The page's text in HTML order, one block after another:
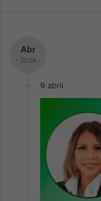
Abr
- 2024 -
9 abril